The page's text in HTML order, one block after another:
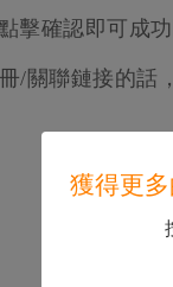
擊確認即可成功
/關聯鏈接的話
獲得更